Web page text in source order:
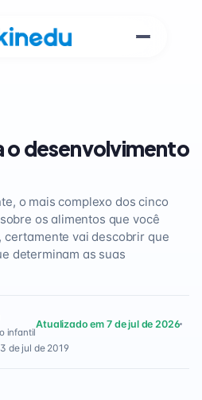
o desenvolvimento
o mais complexo dos cinco
os alimentos que você
certamente vai descobrir que
determinam as suas
infantil
Atualizado em 7 de jul de 2026
de jul de 2019